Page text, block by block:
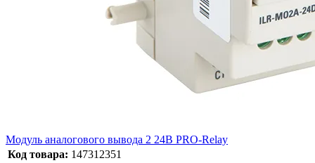
Модуль аналогового вывода 2 24В PRO-Relay
Код товара: 147312351